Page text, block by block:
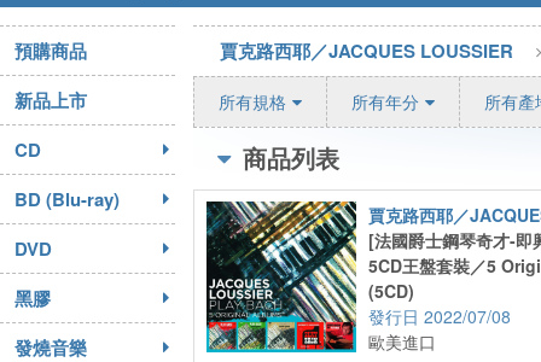
STRAY KIDS
盧廣仲 周杰伦
預購商品
新品上市
CD
BD (Blu-ray)
DVD
黑膠
發燒音樂
賈克路西耶／JACQUES LOUSSIER
所有規格 所有年分 所有產
商品列表
賈克路西耶／
[法國爵士鋼琴奇才-即
5CD王盤套裝／5
(5CD)
2022/07/08
歐美進口